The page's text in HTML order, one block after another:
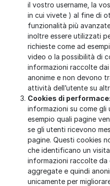
il vostro username, la
in cui vivete ) al fine di
funzionalità più
inoltre essere utilizzati
richieste come ad
video o la possibilità di
informazioni raccolte
anonime e non devono
attività dell’utente su
Cookies di performace:
informazioni su come
esempio quali pagine
se gli utenti ricevono
pagine. Questi cookies
che identificano un
informazioni raccolte da
aggregate e quindi
unicamente per